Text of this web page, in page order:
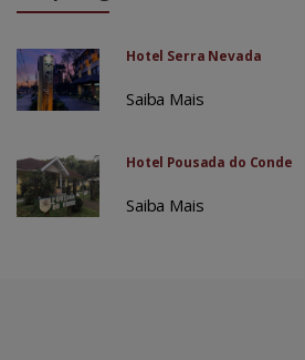
Hotel Serra Nevada
Saiba Mais
Hotel Pousada do Conde
Saiba Mais